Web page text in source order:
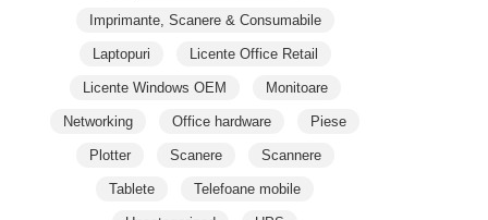
Imprimante, Scanere & Consumabile
Laptopuri Licente Office Retail
Licente Windows OEM Monitoare
Networking Office hardware Piese
Plotter Scanere Scannere
Tablete Telefoane mobile